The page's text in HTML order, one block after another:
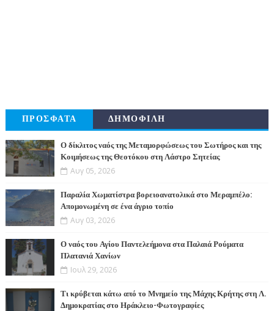
ΠΡΟΣΦΑΤΑ ΔΗΜΟΦΙΛΗ
Ο δίκλιτος ναός της Μεταμορφώσεως του Σωτήρος και της
Κοιμήσεως της Θεοτόκου στη Λάστρο Σητείας
Αυγ 05, 2026
Παραλία Χωματίστρα βορειοανατολικά στο Μεραμπέλο:
Απομονωμένη σε ένα άγριο τοπίο
Αυγ 03, 2026
Ο ναός του Αγίου Παντελεήμονα στα Παλαιά Ρούματα
Πλατανιά Χανίων
Ιουλ 29, 2026
Τι κρύβεται κάτω από το Μνημείο της Μάχης Κρήτης στη Λ.
Δημοκρατίας στο Ηράκλειο-Φωτογραφίες